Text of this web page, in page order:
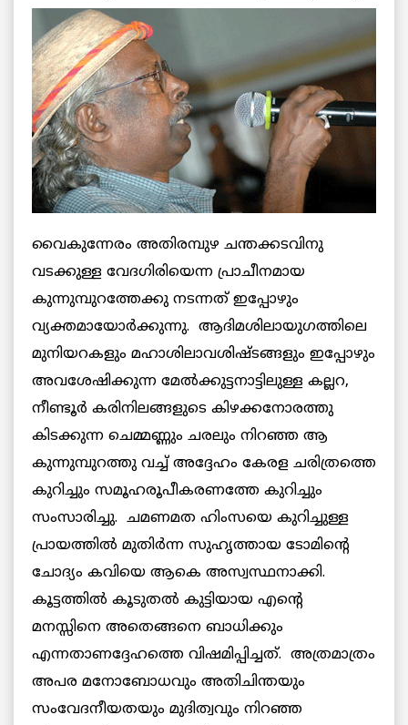
വൈകുന്നേരം അതിരമ്പുഴ ചന്തക്കടവിനു
വടക്കുള്ള വേദഗിരിയെന്ന പ്രാചീനമായ
കുന്നുമ്പുറത്തേക്കു നടന്നത് ഇപ്പോഴും
വ്യക്തമായോര്‍ക്കുന്നു. ആദിമശിലായുഗത്തിലെ
മുനിയറകളും മഹാശിലാവശിഷ്ടങ്ങളും ഇപ്പോഴും
അവശേഷിക്കുന്ന മേല്‍ക്കുട്ടനാട്ടിലുള്ള കല്ലറ,
നീണ്ടൂര്‍ കരിനിലങ്ങളുടെ കിഴക്കനോരത്തു
കിടക്കുന്ന ചെമ്മണ്ണും ചരലും നിറഞ്ഞ ആ
കുന്നുമ്പുറത്തു വച്ച് അദ്ദേഹം കേരള ചരിത്രത്തെ
കുറിച്ചും സമൂഹരൂപീകരണത്തേ കുറിച്ചും
സംസാരിച്ചു. ചമണമത ഹിംസയെ കുറിച്ചുള്ള
പ്രായത്തില്‍ മുതിര്‍ന്ന സുഹൃത്തായ ടോമിന്റെ
ചോദ്യം കവിയെ ആകെ അസ്വസ്ഥനാക്കി.
കൂട്ടത്തില്‍ കൂടുതല്‍ കുട്ടിയായ എന്റെ
മനസ്സിനെ അതെങ്ങനെ ബാധിക്കും
എന്നതാണദ്ദേഹത്തെ വിഷമിപ്പിച്ചത്. അത്രമാത്രം
അപര മനോബോധവും അതിചിന്തയും
സംവേദനീയതയും മുദിത്വവും നിറഞ്ഞ